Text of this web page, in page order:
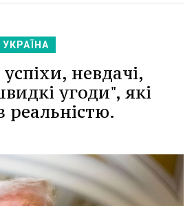
УКРАЇНА
невдачі,
угоди", які
реальністю.